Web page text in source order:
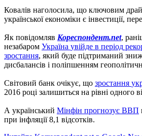
Ковалів наголосила, що ключовим
української економіки є інвестиції,
Як повідомляв Кореспондент.net,
незабаром Україна увійде в період
зростання, який буде підтриманий
дисбалансів і поліпшенням
Світовий банк очікує, що зростання
2016 році залишиться на рівні одного
А український Мінфін прогнозує ВВП
при інфляції 8,1 відсотків.